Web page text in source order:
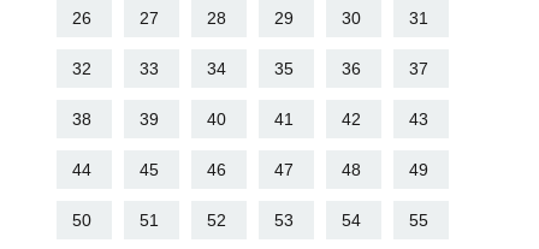
26 27 28 29 30 31
32 33 34 35 36 37
38 39 40 41 42 43
44 45 46 47 48 49
50 51 52 53 54 55